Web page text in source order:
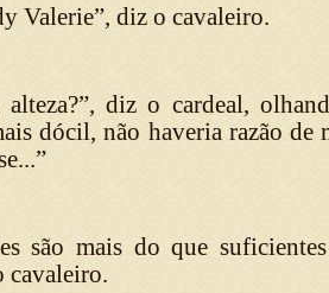
Valerie”, diz o cavaleiro.
alteza?”, diz o cardeal,
dócil, não haveria razão de
são mais do que
cavaleiro.